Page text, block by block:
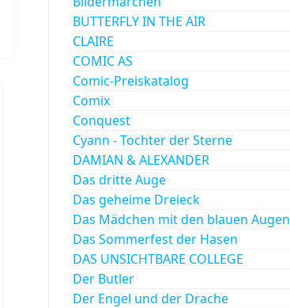
BUTTERFLY IN THE AIR
CLAIRE
COMIC AS
Comic-Preiskatalog
Comix
Conquest
Cyann - Tochter der Sterne
DAMIAN & ALEXANDER
Das dritte Auge
Das geheime Dreieck
Das Mädchen mit den blauen Augen
Das Sommerfest der Hasen
DAS UNSICHTBARE COLLEGE
Der Butler
Der Engel und der Drache